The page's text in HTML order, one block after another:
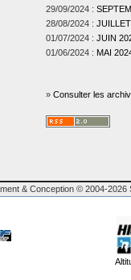
29/09/2024 :
28/08/2024 :
01/07/2024 : JUIN
01/06/2024 : MAI
» Consulter les
& Conception © 2004-